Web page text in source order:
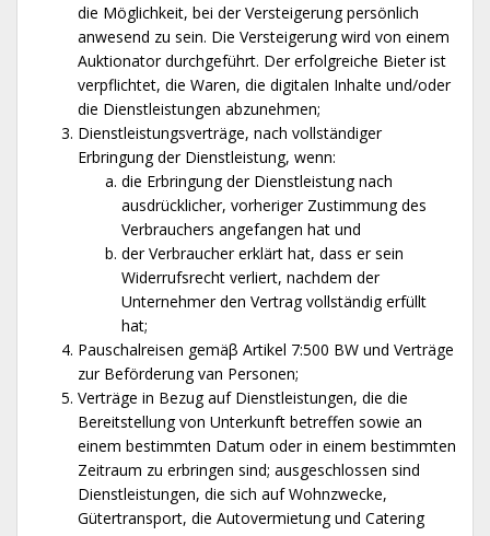
die Möglichkeit, bei der Versteigerung persönlich
anwesend zu sein. Die Versteigerung wird von einem
Auktionator durchgeführt. Der erfolgreiche Bieter ist
verpflichtet, die Waren, die digitalen Inhalte und/oder
die Dienstleistungen abzunehmen;
Dienstleistungsverträge, nach vollständiger
Erbringung der Dienstleistung, wenn:
die Erbringung der Dienstleistung nach
ausdrücklicher, vorheriger Zustimmung des
Verbrauchers angefangen hat und
der Verbraucher erklärt hat, dass er sein
Widerrufsrecht verliert, nachdem der
Unternehmer den Vertrag vollständig erfüllt
hat;
Pauschalreisen gemäβ Artikel 7:500 BW und Verträge
zur Beförderung van Personen;
Verträge in Bezug auf Dienstleistungen, die die
Bereitstellung von Unterkunft betreffen sowie an
einem bestimmten Datum oder in einem bestimmten
Zeitraum zu erbringen sind; ausgeschlossen sind
Dienstleistungen, die sich auf Wohnzwecke,
Gütertransport, die Autovermietung und Catering